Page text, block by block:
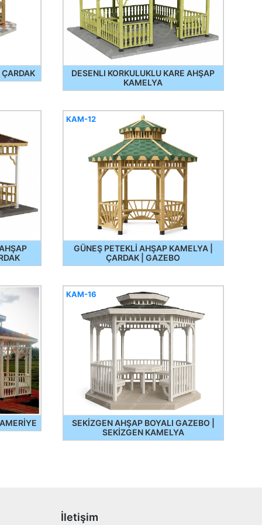
DESENLI KORKULUKLU KARE AHŞAP
KAMELYA
GÜNEŞ PETEKLİ AHŞAP KAMELYA |
ÇARDAK | GAZEBO
KAM-12
SEKİZGEN AHŞAP BOYALI GAZEBO |
SEKİZGEN KAMELYA
KAM-16
İletişim